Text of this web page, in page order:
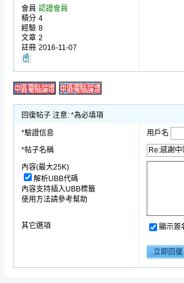
會員 認證會員
積分 4
經驗 8
文章 2
註冊 2016-11-07
回復帖子 注意: *為必填項
*驗證信息 用戶名
*帖子名稱
內容(最大25K)
解析UBB代碼
內容支持插入UBB標籤
使用方法請參考幫助
其它選項 顯示簽